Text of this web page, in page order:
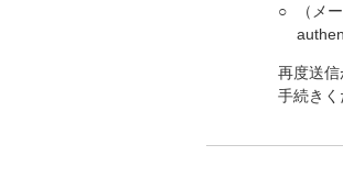
○
（メ
再度送
手続きく